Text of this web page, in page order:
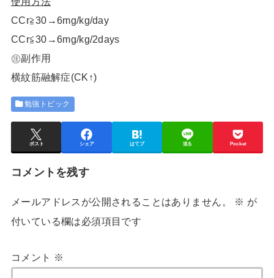
CCr≧30→6mg/kg/day
CCr≦30→6mg/kg/2days
㊟副作用
横紋筋融解症(CK↑)
勉強トピック
ポスト シェア はてブ 送る Pocket
コメントを残す
メールアドレスが公開されることはありません。 ※ が
付いている欄は必須項目です
コメント ※